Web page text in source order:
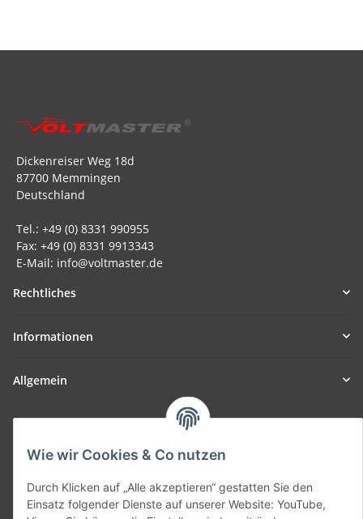
Wie wir Cookies & Co nutzen
Durch Klicken auf „Alle akzeptieren“ gestatten Sie den
Einsatz folgender Dienste auf unserer Website: YouTube,
Dickenreiser Weg 18d
87700 Memmingen
Deutschland
Tel.: +49 (0) 8331 990955
Fax: +49 (0) 8331 9913343
E-Mail: info@voltmaster.de
Rechtliches
Informationen
Allgemein
Teil unseres Netzwerks:
Vertrag widerrufen